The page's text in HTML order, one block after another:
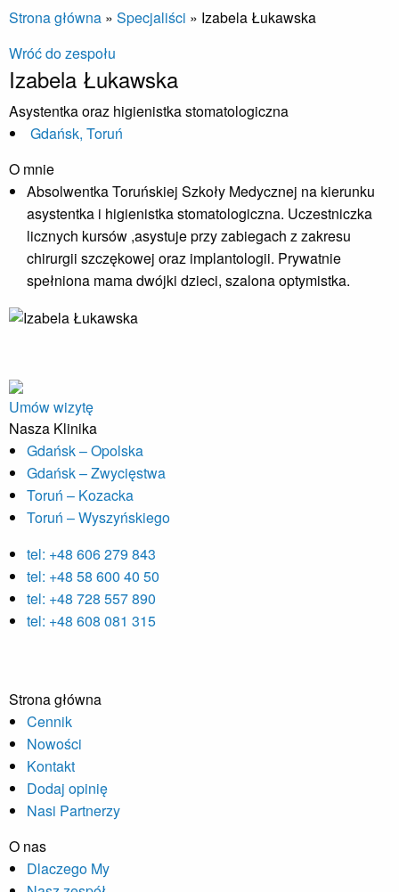
Strona główna » Specjaliści » Izabela Łukawska
Wróć do zespołu
Izabela Łukawska
Asystentka oraz higienistka stomatologiczna
Gdańsk, Toruń
O mnie
Absolwentka Toruńskiej Szkoły Medycznej na kierunku
asystentka i higienistka stomatologiczna. Uczestniczka
licznych kursów ,asystuje przy zabiegach z zakresu
chirurgii szczękowej oraz implantologii. Prywatnie
spełniona mama dwójki dzieci, szalona optymistka.
Umów wizytę
Nasza Klinika
Gdańsk – Opolska
Gdańsk – Zwycięstwa
Toruń – Kozacka
Toruń – Wyszyńskiego
tel: +48 606 279 843
tel: +48 58 600 40 50
tel: +48 728 557 890
tel: +48 608 081 315
Strona główna
Cennik
Nowości
Kontakt
Dodaj opinię
Nasi Partnerzy
O nas
Dlaczego My